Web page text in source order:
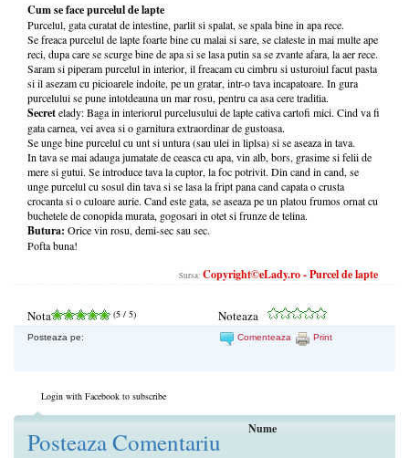
Cum se face purcelul de lapte
Purcelul, gata curatat de intestine, parlit si spalat, se spala bine in apa rece.
Se freaca purcelul de lapte foarte bine cu malai si sare, se clateste in mai multe ape
reci, dupa care se scurge bine de apa si se lasa putin sa se zvante afara, la aer rece.
Saram si piperam purcelul in interior, il freacam cu cimbru si usturoiul facut pasta
si il asezam cu picioarele indoite, pe un gratar, intr-o tava incapatoare. In gura
purcelului se pune intotdeauna un mar rosu, pentru ca asa cere traditia.
Secretelady: Baga in interiorul purcelusului de lapte cativa cartofi mici. Cind va fi
gata carnea, vei avea si o garnitura extraordinar de gustoasa.
Se unge bine purcelul cu unt si untura (sau ulei in liplsa) si se aseaza in tava.
In tava se mai adauga jumatate de ceasca cu apa, vin alb, bors, grasime si felii de
mere si gutui. Se introduce tava la cuptor, la foc potrivit. Din cand in cand, se
unge purcelul cu sosul din tava si se lasa la fript pana cand capata o crusta
crocanta si o culoare aurie. Cand este gata, se aseaza pe un platou frumos ornat cu
buchetele de conopida murata, gogosari in otet si frunze de telina.
Butura: Orice vin rosu, demi-sec sau sec.
Pofta buna!
Sursa: Copyright©eLady.ro - Purcel de lapte
Nota (5 / 5) Noteaza
Posteaza pe: Comenteaza Print
Login with Facebook to subscribe
Posteaza Comentariu Nume